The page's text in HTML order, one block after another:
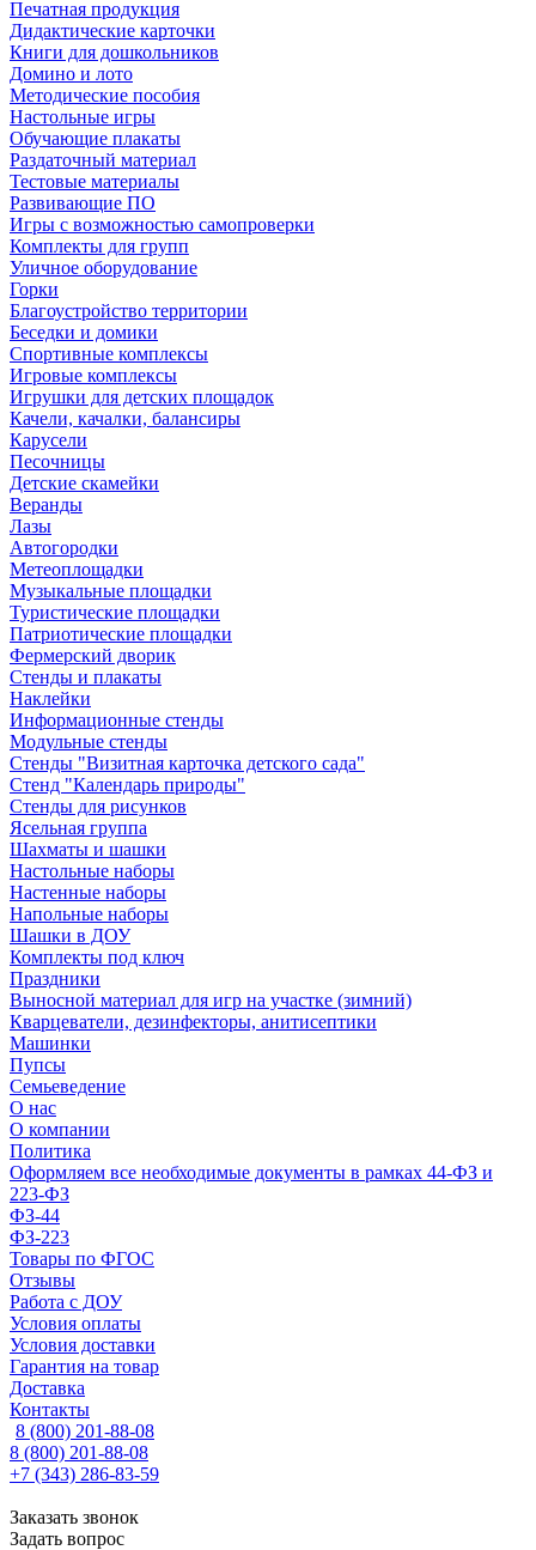
Печатная продукция
Дидактические карточки
Книги для дошкольников
Домино и лото
Методические пособия
Настольные игры
Обучающие плакаты
Раздаточный материал
Тестовые материалы
Развивающие ПО
Игры с возможностью самопроверки
Комплекты для групп
Уличное оборудование
Горки
Благоустройство территории
Беседки и домики
Спортивные комплексы
Игровые комплексы
Игрушки для детских площадок
Качели, качалки, балансиры
Карусели
Песочницы
Детские скамейки
Веранды
Лазы
Автогородки
Метеоплощадки
Музыкальные площадки
Туристические площадки
Патриотические площадки
Фермерский дворик
Стенды и плакаты
Наклейки
Информационные стенды
Модульные стенды
Стенды "Визитная карточка детского сада"
Стенд "Календарь природы"
Стенды для рисунков
Ясельная группа
Шахматы и шашки
Настольные наборы
Настенные наборы
Напольные наборы
Шашки в ДОУ
Комплекты под ключ
Праздники
Выносной материал для игр на участке (зимний)
Кварцеватели, дезинфекторы, анитисептики
Машинки
Пупсы
Семьеведение
О нас
О компании
Политика
Оформляем все необходимые документы в рамках 44-ФЗ и
223-ФЗ
ФЗ-44
ФЗ-223
Товары по ФГОС
Отзывы
Работа с ДОУ
Условия оплаты
Условия доставки
Гарантия на товар
Доставка
Контакты
8 (800) 201-88-08
8 (800) 201-88-08
+7 (343) 286-83-59
Заказать звонок
Задать вопрос